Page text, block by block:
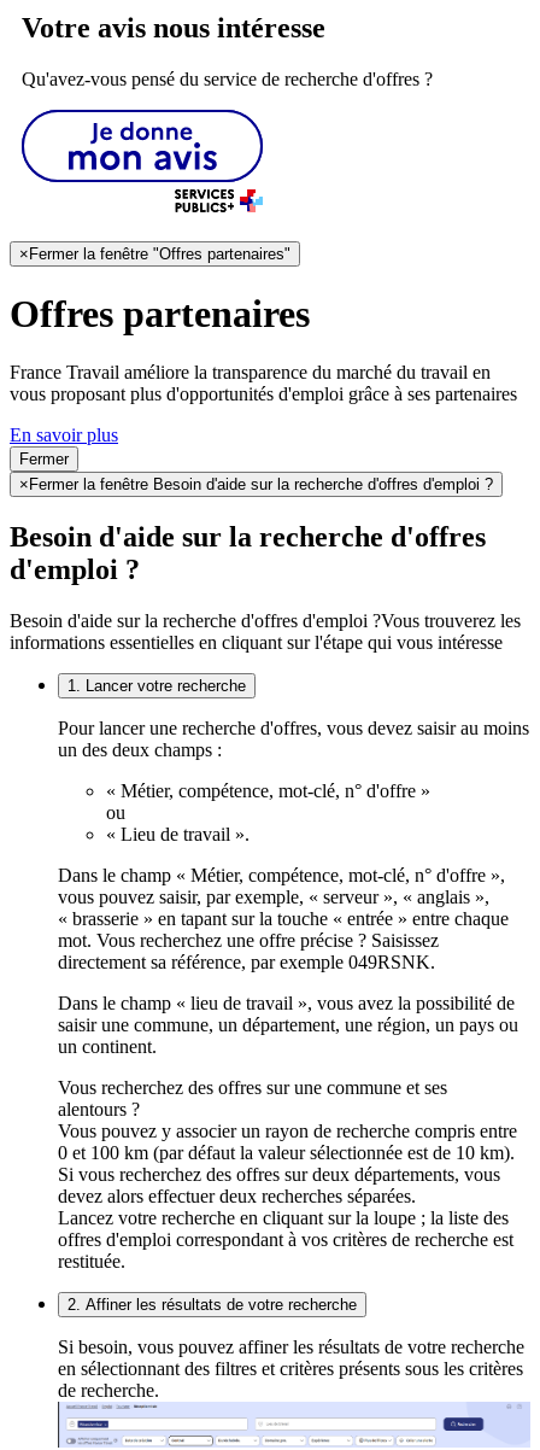
Votre avis nous intéresse
Qu'avez-vous pensé du service de recherche d'offres ?
×Fermer la fenêtre "Offres partenaires"
Offres partenaires
France Travail améliore la transparence du marché du travail en
vous proposant plus d'opportunités d'emploi grâce à ses partenaires
En savoir plus
Fermer
× Fermer la fenêtre Besoin d'aide sur la recherche d'offres d'emploi ?
Besoin d'aide sur la recherche d'offres
d'emploi ?
Besoin d'aide sur la recherche d'offres d'emploi ?Vous trouverez les
informations essentielles en cliquant sur l'étape qui vous intéresse
1. Lancer votre recherche
Pour lancer une recherche d'offres, vous devez saisir au moins
un des deux champs :
« Métier, compétence, mot-clé, n° d'offre »
ou
« Lieu de travail ».
Dans le champ « Métier, compétence, mot-clé, n° d'offre »,
vous pouvez saisir, par exemple, « serveur », « anglais »,
« brasserie » en tapant sur la touche « entrée » entre chaque
mot. Vous recherchez une offre précise ? Saisissez
directement sa référence, par exemple 049RSNK.
Dans le champ « lieu de travail », vous avez la possibilité de
saisir une commune, un département, une région, un pays ou
un continent.
Vous recherchez des offres sur une commune et ses
alentours ?
Vous pouvez y associer un rayon de recherche compris entre
0 et 100 km (par défaut la valeur sélectionnée est de 10 km).
Si vous recherchez des offres sur deux départements, vous
devez alors effectuer deux recherches séparées.
Lancez votre recherche en cliquant sur la loupe ; la liste des
offres d'emploi correspondant à vos critères de recherche est
restituée.
2. Affiner les résultats de votre recherche
Si besoin, vous pouvez affiner les résultats de votre recherche
en sélectionnant des filtres et critères présents sous les critères
de recherche.